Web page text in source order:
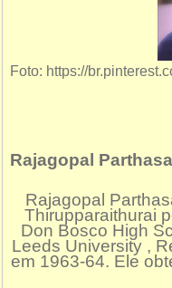
Foto: https://
Rajagopal
Rajagopal
Thirupparaithurai
Don Bosco High
Leeds University ,
em 1963-64. Ele